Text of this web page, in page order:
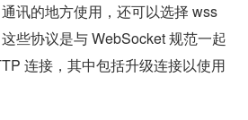
讯的地方使用，还可以选择 wss
些协议是与 WebSocket 规范一起
连接，其中包括升级连接以使用